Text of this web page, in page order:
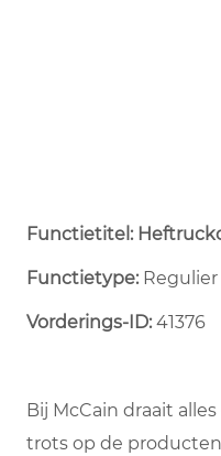
Functietitel:
Functietype:Regulier
Vorderings-ID:41376
Bij McCain draait
trots op de